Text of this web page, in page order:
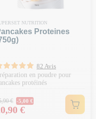
NUTRITION
Proteines
82 Avis
en poudre pour
protéinés
Normal
€ -5,00 €
€